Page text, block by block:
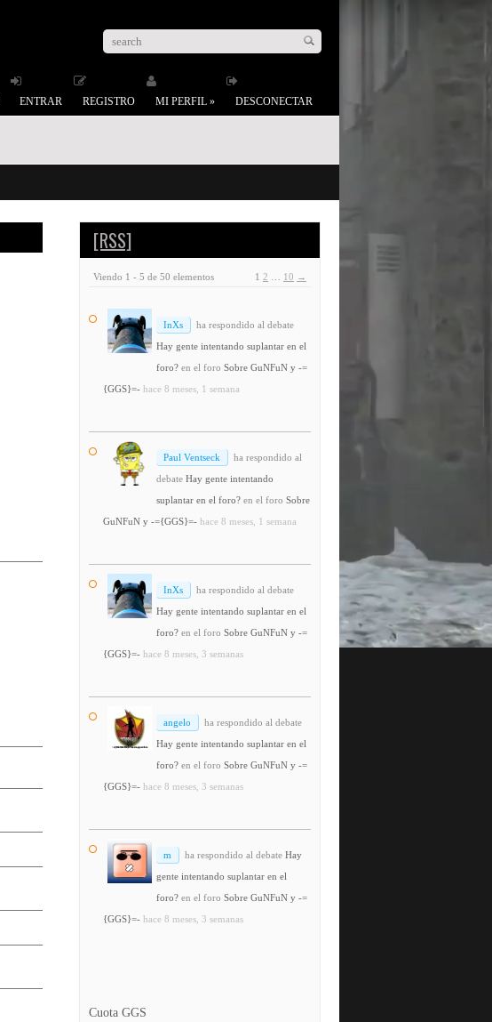
ENTRAR REGISTRO MI PERFIL » DESCONECTAR
[RSS]
Viendo 1 - 5 de 50 elementos 1 2 10 →
InXs
ha respondido al debate
Hay gente intentando suplantar en el
foro? en el foro Sobre GuNFuN y -=
{GGS}=- hace 8 meses, 1 semana
Paul Ventseck
ha respondido al
debate Hay gente intentando
suplantar en el foro? en el foro Sobre
GuNFuN y -={GGS}=- hace 8 meses, 1 semana
InXs
ha respondido al debate
Hay gente intentando suplantar en el
foro? en el foro Sobre GuNFuN y -=
{GGS}=- hace 8 meses, 3 semanas
angelo
ha respondido al debate
Hay gente intentando suplantar en el
foro? en el foro Sobre GuNFuN y -=
{GGS}=- hace 8 meses, 3 semanas
m ha respondido al debate Hay
gente intentando suplantar en el
foro? en el foro Sobre GuNFuN y -=
{GGS}=- hace 8 meses, 3 semanas
Cuota GGS